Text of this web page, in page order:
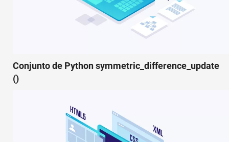
Conjunto de Python symmetric_difference_update
()